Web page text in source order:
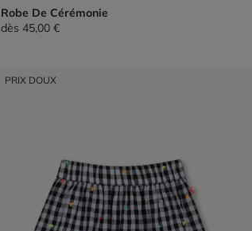
Robe De Cérémonie
dès 45,00 €
PRIX DOUX